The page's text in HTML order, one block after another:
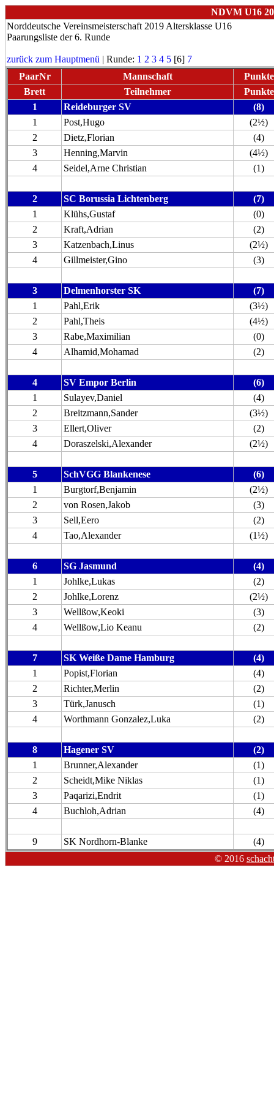
NDVM U16
Norddeutsche Vereinsmeisterschaft 2019 Altersklasse U16
Paarungsliste der 6. Runde
zurück zum Hauptmenü | Runde: 1 2 3 4 5 [6] 7
PaarNr
Mannschaft
Punkte
Brett
Teilnehmer
Punkte
1
Reideburger SV
(8)
1
Post,Hugo
(2½)
2
Dietz,Florian
(4)
3
Henning,Marvin
(4½)
4
Seidel,Arne Christian (1)
2 SC Borussia Lichtenberg
(7)
1
Klühs,Gustaf
(0)
2
Kraft,Adrian
(2)
3
Katzenbach,Linus
(2½)
4
Gillmeister,Gino (3)
3 Delmenhorster SK
(7)
1
Pahl,Erik
(3½)
2
Pahl,Theis
(4½)
3
Rabe,Maximilian
(0)
4
Alhamid,Mohamad (2)
4 SV Empor Berlin
(6)
1
Sulayev,Daniel
(4)
2
Breitzmann,Sander
(3½)
3
Ellert,Oliver
(2)
4
Doraszelski,Alexander (2½)
5 SchVGG Blankenese
(6)
1
Burgtorf,Benjamin
(2½)
2
von Rosen,Jakob
(3)
3
Sell,Eero
(2)
4
Tao,Alexander (1½)
6 SG Jasmund
(4)
1
Johlke,Lukas
(2)
2
Johlke,Lorenz
(2½)
3
Wellßow,Keoki
(3)
4
Wellßow,Lio Keanu (2)
7 SK Weiße Dame Hamburg
(4)
1
Popist,Florian
(4)
2
Richter,Merlin
(2)
3
Türk,Janusch
(1)
4
Worthmann Gonzalez,Luka (2)
8 Hagener SV
(2)
1
Brunner,Alexander
(1)
2
Scheidt,Mike Niklas
(1)
3
Paqarizi,Endrit
(1)
4
Buchloh,Adrian (4)
9 SK Nordhorn-Blanke
(4)
© 2016